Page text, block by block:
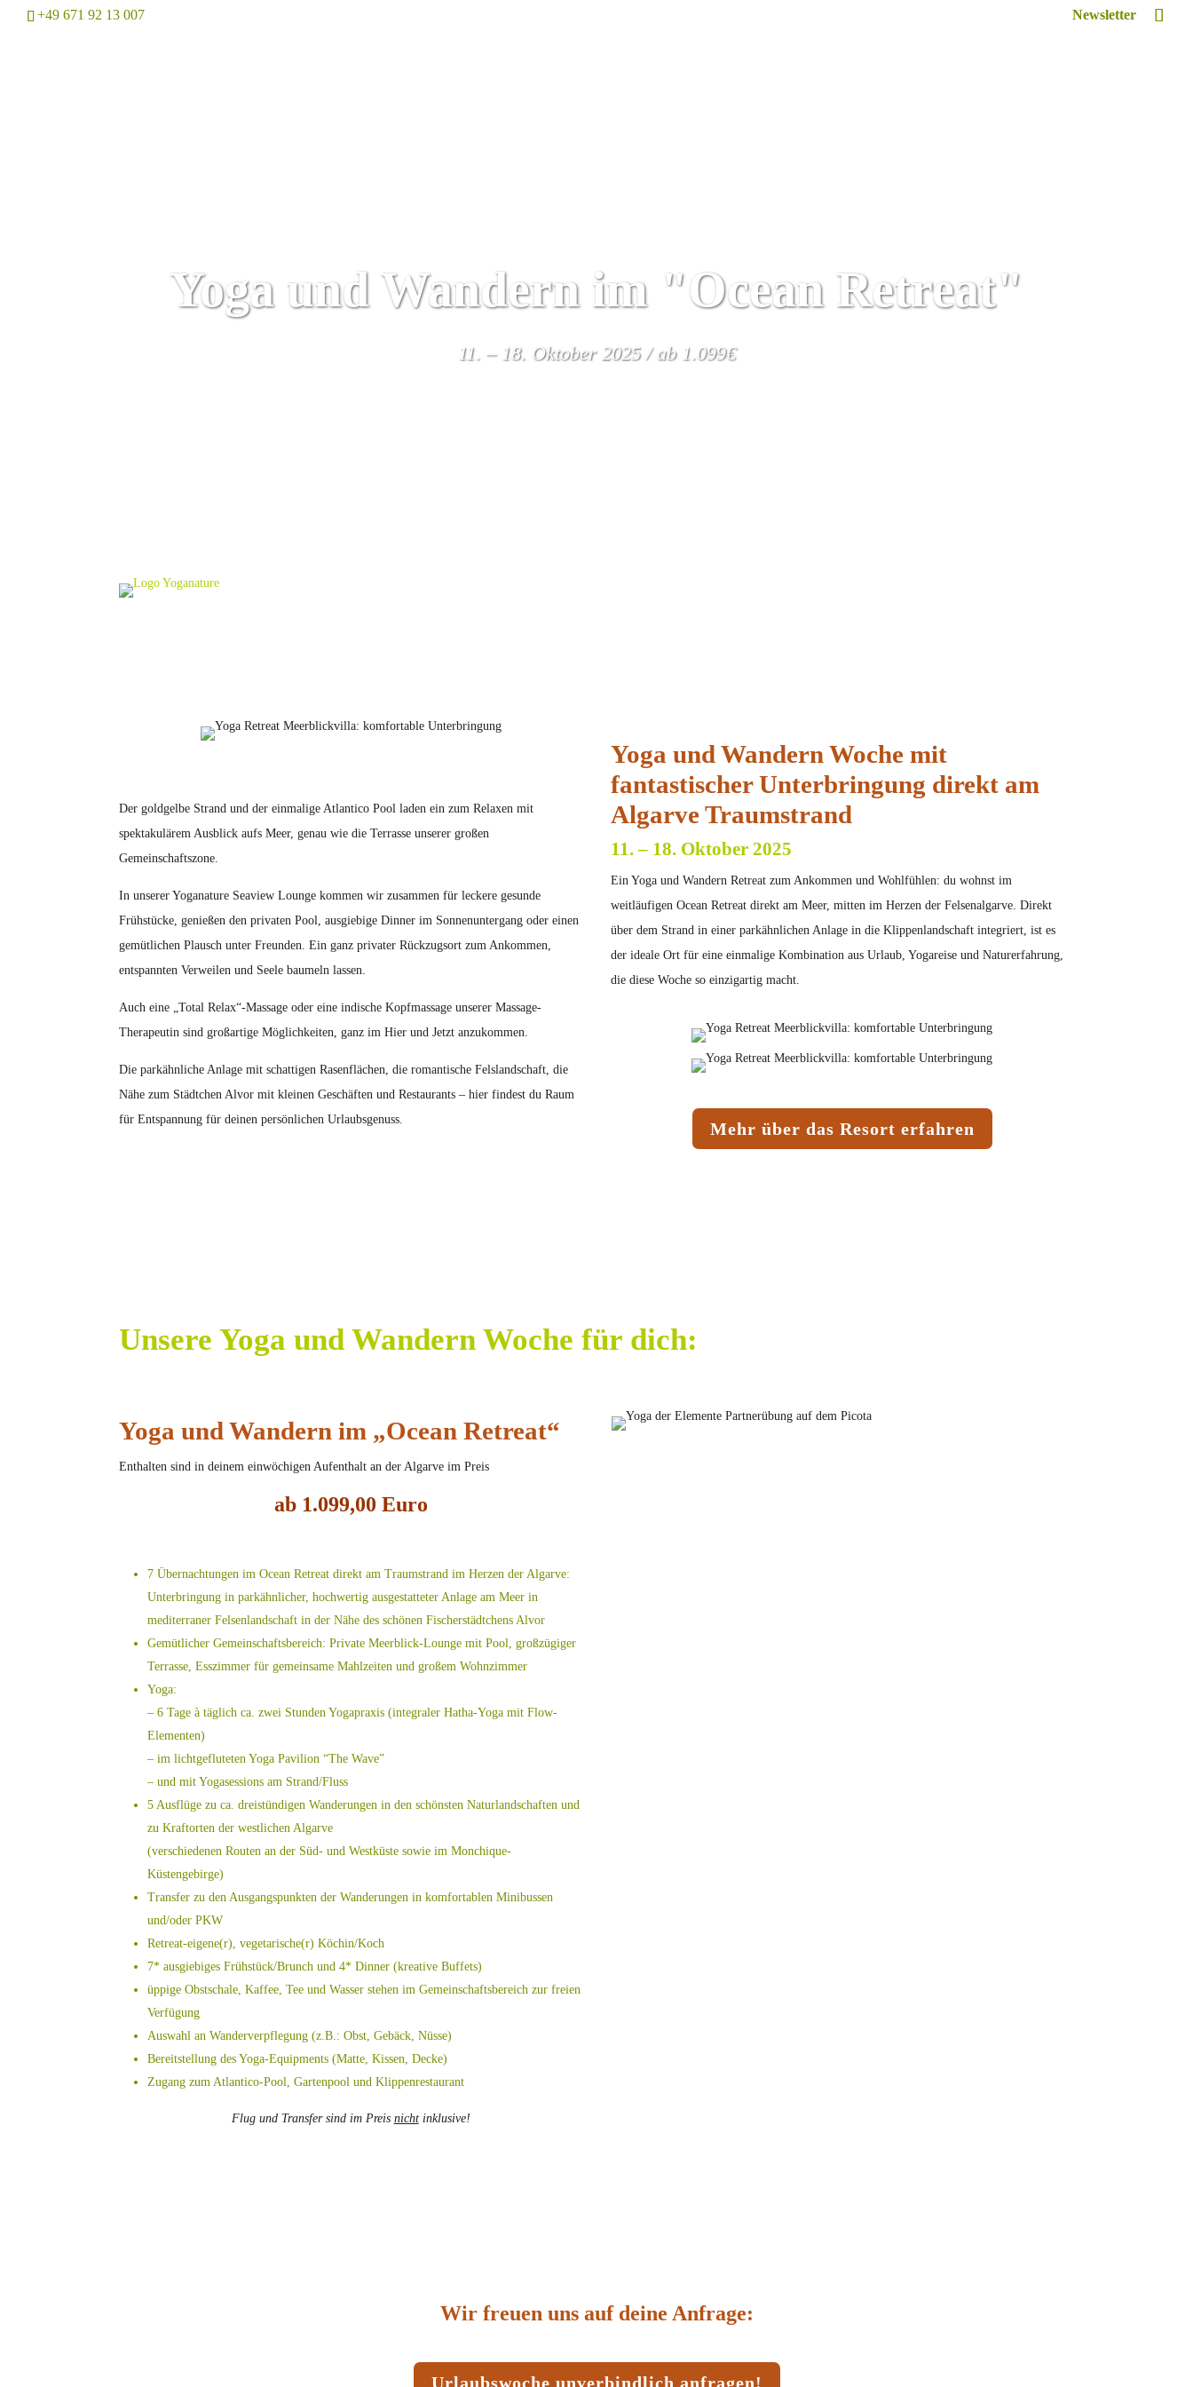
+49 671 92 13 007 Newsletter
Yoga und Wandern im "Ocean Retreat"
11. – 18. Oktober 2025 / ab 1.099€
Der goldgelbe Strand und der einmalige Atlantico Pool laden ein zum Relaxen mit
spektakulärem Ausblick aufs Meer, genau wie die Terrasse unserer großen
Gemeinschaftszone.
In unserer Yoganature Seaview Lounge kommen wir zusammen für leckere gesunde
Frühstücke, genießen den privaten Pool, ausgiebige Dinner im Sonnenuntergang oder einen
gemütlichen Plausch unter Freunden. Ein ganz privater Rückzugsort zum Ankommen,
entspannten Verweilen und Seele baumeln lassen.
Auch eine „Total Relax“-Massage oder eine indische Kopfmassage unserer Massage-
Therapeutin sind großartige Möglichkeiten, ganz im Hier und Jetzt anzukommen.
Die parkähnliche Anlage mit schattigen Rasenflächen, die romantische Felslandschaft, die
Nähe zum Städtchen Alvor mit kleinen Geschäften und Restaurants – hier findest du Raum
für Entspannung für deinen persönlichen Urlaubsgenuss.
Yoga und Wandern Woche mit
fantastischer Unterbringung direkt am
Algarve Traumstrand
11. – 18. Oktober 2025
Ein Yoga und Wandern Retreat zum Ankommen und Wohlfühlen: du wohnst im
weitläufigen Ocean Retreat direkt am Meer, mitten im Herzen der Felsenalgarve. Direkt
über dem Strand in einer parkähnlichen Anlage in die Klippenlandschaft integriert, ist es
der ideale Ort für eine einmalige Kombination aus Urlaub, Yogareise und Naturerfahrung,
die diese Woche so einzigartig macht.
Mehr über das Resort erfahren
Unsere Yoga und Wandern Woche für dich:
Yoga und Wandern im „Ocean Retreat“
Enthalten sind in deinem einwöchigen Aufenthalt an der Algarve im Preis
ab 1.099,00 Euro
7 Übernachtungen im Ocean Retreat direkt am Traumstrand im Herzen der Algarve:
Unterbringung in parkähnlicher, hochwertig ausgestatteter Anlage am Meer in
mediterraner Felsenlandschaft in der Nähe des schönen Fischerstädtchens Alvor
Gemütlicher Gemeinschaftsbereich: Private Meerblick-Lounge mit Pool, großzügiger
Terrasse, Esszimmer für gemeinsame Mahlzeiten und großem Wohnzimmer
Yoga:
– 6 Tage à täglich ca. zwei Stunden Yogapraxis (integraler Hatha-Yoga mit Flow-
Elementen)
– im lichtgefluteten Yoga Pavilion “The Wave”
– und mit Yogasessions am Strand/Fluss
5 Ausflüge zu ca. dreistündigen Wanderungen in den schönsten Naturlandschaften und
zu Kraftorten der westlichen Algarve
(verschiedenen Routen an der Süd- und Westküste sowie im Monchique-
Küstengebirge)
Transfer zu den Ausgangspunkten der Wanderungen in komfortablen Minibussen
und/oder PKW
Retreat-eigene(r), vegetarische(r) Köchin/Koch
7* ausgiebiges Frühstück/Brunch und 4* Dinner (kreative Buffets)
üppige Obstschale, Kaffee, Tee und Wasser stehen im Gemeinschaftsbereich zur freien
Verfügung
Auswahl an Wanderverpflegung (z.B.: Obst, Gebäck, Nüsse)
Bereitstellung des Yoga-Equipments (Matte, Kissen, Decke)
Zugang zum Atlantico-Pool, Gartenpool und Klippenrestaurant
Flug und Transfer sind im Preis nichtinklusive!
Wir freuen uns auf deine Anfrage:
Urlaubswoche unverbindlich anfragen!